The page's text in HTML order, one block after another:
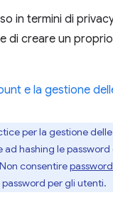
in termini di
di creare un
e la gestione
per la gestione
hashing le password
consentire
per gli utenti.